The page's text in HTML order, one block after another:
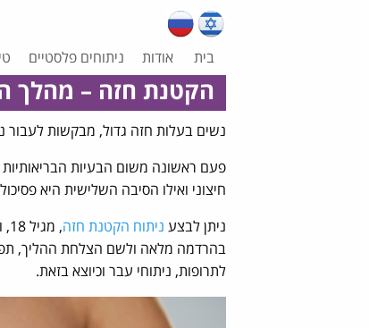
בית אודות ניתוחים פלסטיים
הקטנת חזה – מהלך
נשים בעלות חזה גדול, מבקשות
פעם ראשונה משום הבעיות
חיצוני ואילו הסיבה השלישית היא
ניתן לבצע ניתוח הקטנת חזה
בהרדמה מלאה ולשם הצלחת ההליך,
לתרופות, ניתוחי עבר וכיוצא בזאת.